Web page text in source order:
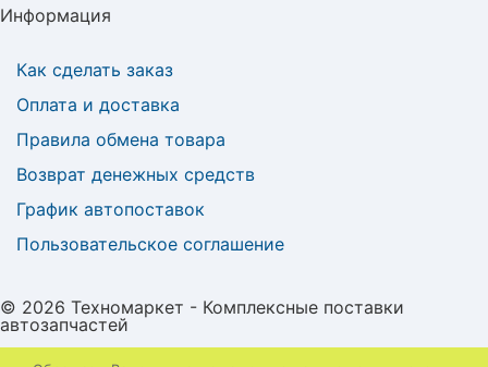
Информация
Как сделать заказ
Оплата и доставка
Правила обмена товара
Возврат денежных средств
График автопоставок
Пользовательское соглашение
© 2026 Техномаркет - Комплексные поставки
автозапчастей